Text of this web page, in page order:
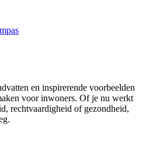
en inspirerende voorbeelden
voor inwoners. Of je nu werkt
rechtvaardigheid of gezondheid,